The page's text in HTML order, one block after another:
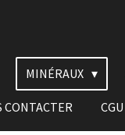
MINÉRAUX
CONTACTER CGU